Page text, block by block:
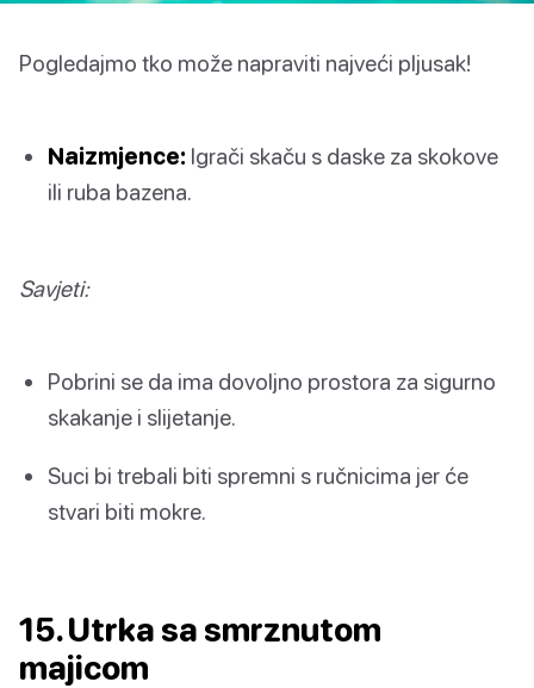
Pogledajmo tko može napraviti najveći pljusak!
Naizmjence: Igrači skaču s daske za skokove
ili ruba bazena.
Savjeti:
Pobrini se da ima dovoljno prostora za sigurno
skakanje i slijetanje.
Suci bi trebali biti spremni s ručnicima jer će
stvari biti mokre.
15. Utrka sa smrznutom
majicom